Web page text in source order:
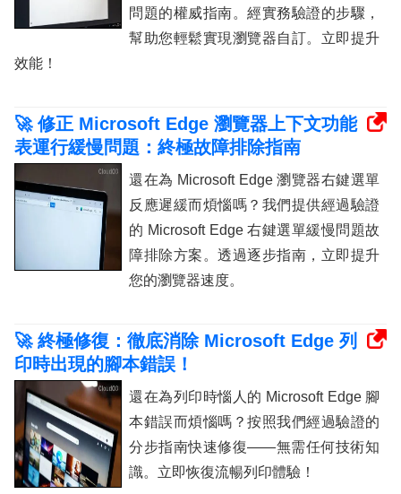
問題的權威指南。經實務驗證的步驟，
幫助您輕鬆實現瀏覽器自訂。立即提升
效能！
🚀 修正 Microsoft Edge 瀏覽器上下文功能
表運行緩慢問題：終極故障排除指南
還在為 Microsoft Edge 瀏覽器右鍵選單
反應遲緩而煩惱嗎？我們提供經過驗證
的 Microsoft Edge 右鍵選單緩慢問題故
障排除方案。透過逐步指南，立即提升
您的瀏覽器速度。
🚀 終極修復：徹底消除 Microsoft Edge 列
印時出現的腳本錯誤！
還在為列印時惱人的 Microsoft Edge 腳
本錯誤而煩惱嗎？按照我們經過驗證的
分步指南快速修復——無需任何技術知
識。立即恢復流暢列印體驗！